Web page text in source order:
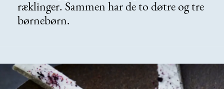
ræklinger. Sammen har de to døtre og tre
børnebørn.